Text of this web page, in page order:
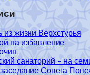
из жизни Верхотурья
на избавление
санаторий – на
Совета